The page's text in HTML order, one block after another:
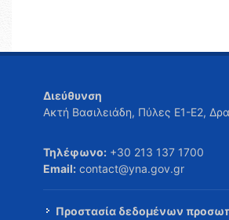
Διεύθυνση
Ακτή Βασιλειάδη, Πύλες Ε1-Ε2,
Τηλέφωνο: +30 213 137 1700
Email: contact@yna.gov.gr
Προστασία δεδομένων